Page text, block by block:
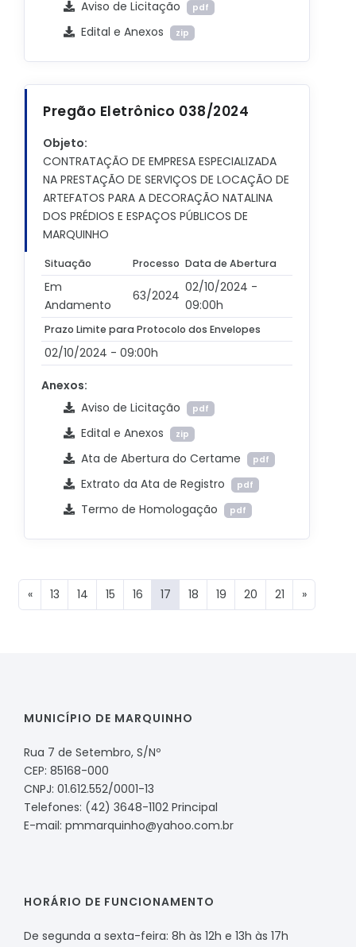
Aviso de Licitação
pdf
Edital e Anexos zip
Pregão Eletrônico 038/2024
Objeto:
CONTRATAÇÃO DE EMPRESA ESPECIALIZADA
NA PRESTAÇÃO DE SERVIÇOS DE LOCAÇÃO DE
ARTEFATOS PARA A DECORAÇÃO NATALINA
DOS PRÉDIOS E ESPAÇOS PÚBLICOS DE
MARQUINHO
Situação Processo Data de Abertura
Em
Andamento
63/2024
02/10/2024 -
09:00h
Prazo Limite para Protocolo dos Envelopes
02/10/2024 - 09:00h
Anexos:
Aviso de Licitação
pdf
Edital e Anexos zip
Ata de Abertura do Certame pdf
Extrato da Ata de Registro pdf
Termo de Homologação pdf
« 13 14 15 16 17 18 19 20 21 »
MUNICÍPIO DE MARQUINHO
Rua 7 de Setembro, S/Nº
CEP: 85168-000
CNPJ: 01.612.552/0001-13
Telefones: (42) 3648-1102 Principal
E-mail: pmmarquinho@yahoo.com.br
HORÁRIO DE FUNCIONAMENTO
De segunda a sexta-feira: 8h às 12h e 13h às 17h